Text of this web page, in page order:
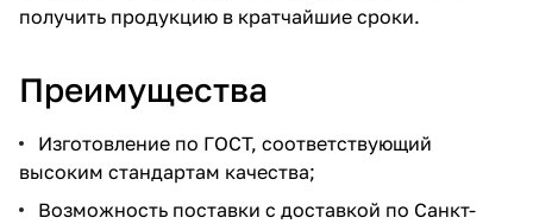
получить продукцию в кратчайшие сроки.
Преимущества
Изготовление по ГОСТ, соответствующий
высоким стандартам качества;
Возможность поставки с доставкой по Санкт-